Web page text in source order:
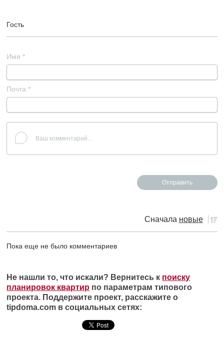
Гость
Имя *
Почта *
Сначала новые
Пока еще не было комментариев
Не нашли то, что искали? Вернитесь к поиску
планировок квартир по параметрам типового
проекта. Поддержите проект, расскажите о
tipdoma.com в социальных сетях: